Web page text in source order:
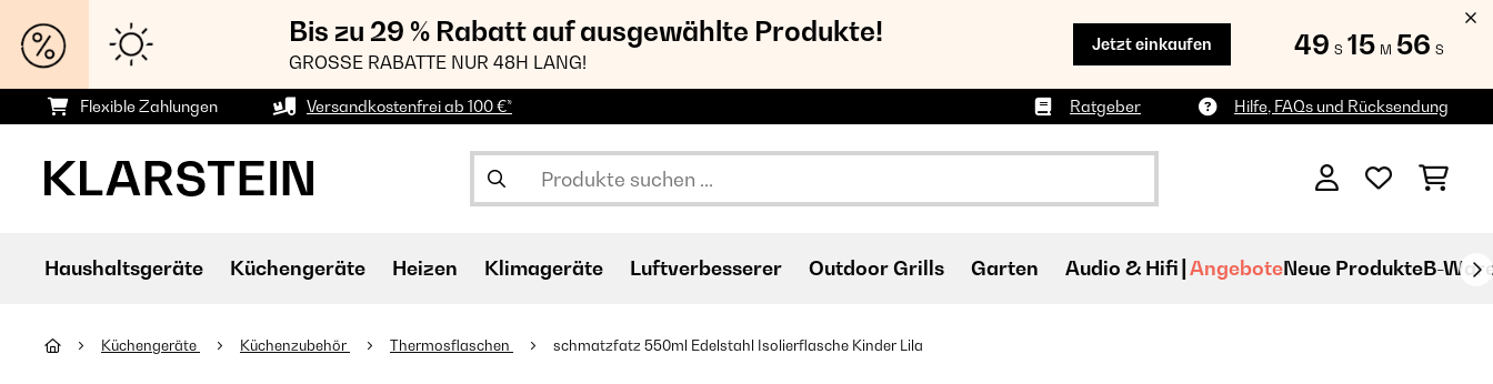
Bis zu 29 % Rabatt auf ausgewählte Produkte!
GROSSE RABATTE NUR 48H LANG!
Jetzt einkaufen 49 S 15 M 53 S
Flexible Zahlungen Versandkostenfrei ab 100 €* Ratgeber Hilfe, FAQs und Rücksendung
Haushaltsgeräte Küchengeräte Heizen Klimageräte Luftverbesserer Outdoor Grills Garten Audio & Hifi AngeboteNeue ProdukteB-
Küchengeräte Küchenzubehör Thermosflaschen schmatzfatz 550ml Edelstahl Isolierflasche Kinder Lila